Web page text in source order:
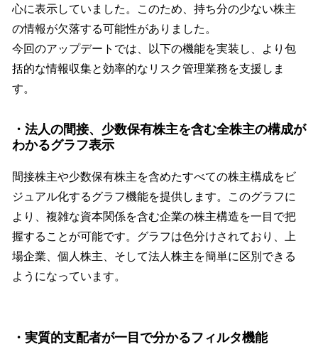
心に表示していました。このため、持ち分の少ない株主
の情報が欠落する可能性がありました。
今回のアップデートでは、以下の機能を実装し、より包
括的な情報収集と効率的なリスク管理業務を支援しま
す。
・法人の間接、少数保有株主を含む全株主の構成が
わかるグラフ表示
間接株主や少数保有株主を含めたすべての株主構成をビ
ジュアル化するグラフ機能を提供します。このグラフに
より、複雑な資本関係を含む企業の株主構造を一目で把
握することが可能です。グラフは色分けされており、上
場企業、個人株主、そして法人株主を簡単に区別できる
ようになっています。
・実質的支配者が一目で分かるフィルタ機能